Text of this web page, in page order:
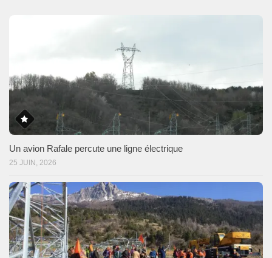
Un avion Rafale percute une ligne électrique
25 JUIN, 2026